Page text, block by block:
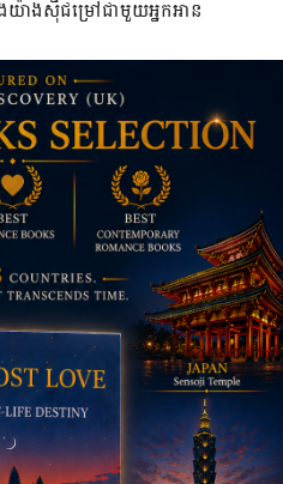
យ៉ាងស៊ីជម្រៅជាមួយអ្នកអាន